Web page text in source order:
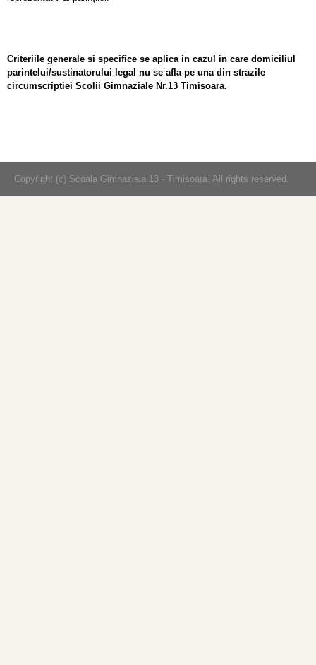
Criteriile generale si specifice se aplica in cazul in care domiciliul
parintelui/sustinatorului legal nu se afla pe una din strazile
circumscriptiei Scolii Gimnaziale Nr.13 Timisoara.
Copyright (c) Scoala Gimnaziala 13 - Timisoara. All rights reserved.